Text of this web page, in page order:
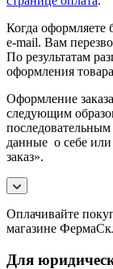
Когда
e-mail. Вам
По результатам
оформления
Оформление
следующим
данные о себе
заказ».
Оплачивайте
магазине
Для